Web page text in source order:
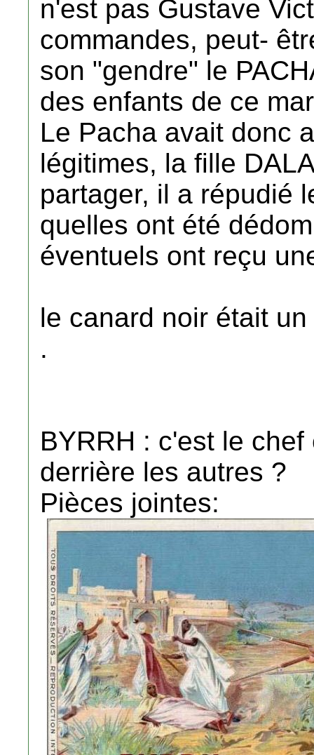
n'est pas Gustave
commandes, peut-
son "gendre" le
des enfants de ce
Le Pacha avait donc
légitimes, la fille
partager, il a répudié
quelles ont été
éventuels ont reçu
le canard noir était
.
BYRRH : c'est le
derrière les autres ?
Pièces jointes: